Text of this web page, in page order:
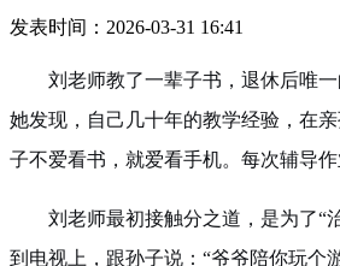
发表时间：2026-03-31 16:41
刘老师教了一辈子书，退休后唯
她发现，自己几十年的教学经验，在
子不爱看书，就爱看手机。每次辅导作
刘老师最初接触分之道，是为了“
到电视上，跟孙子说：“爷爷陪你玩个